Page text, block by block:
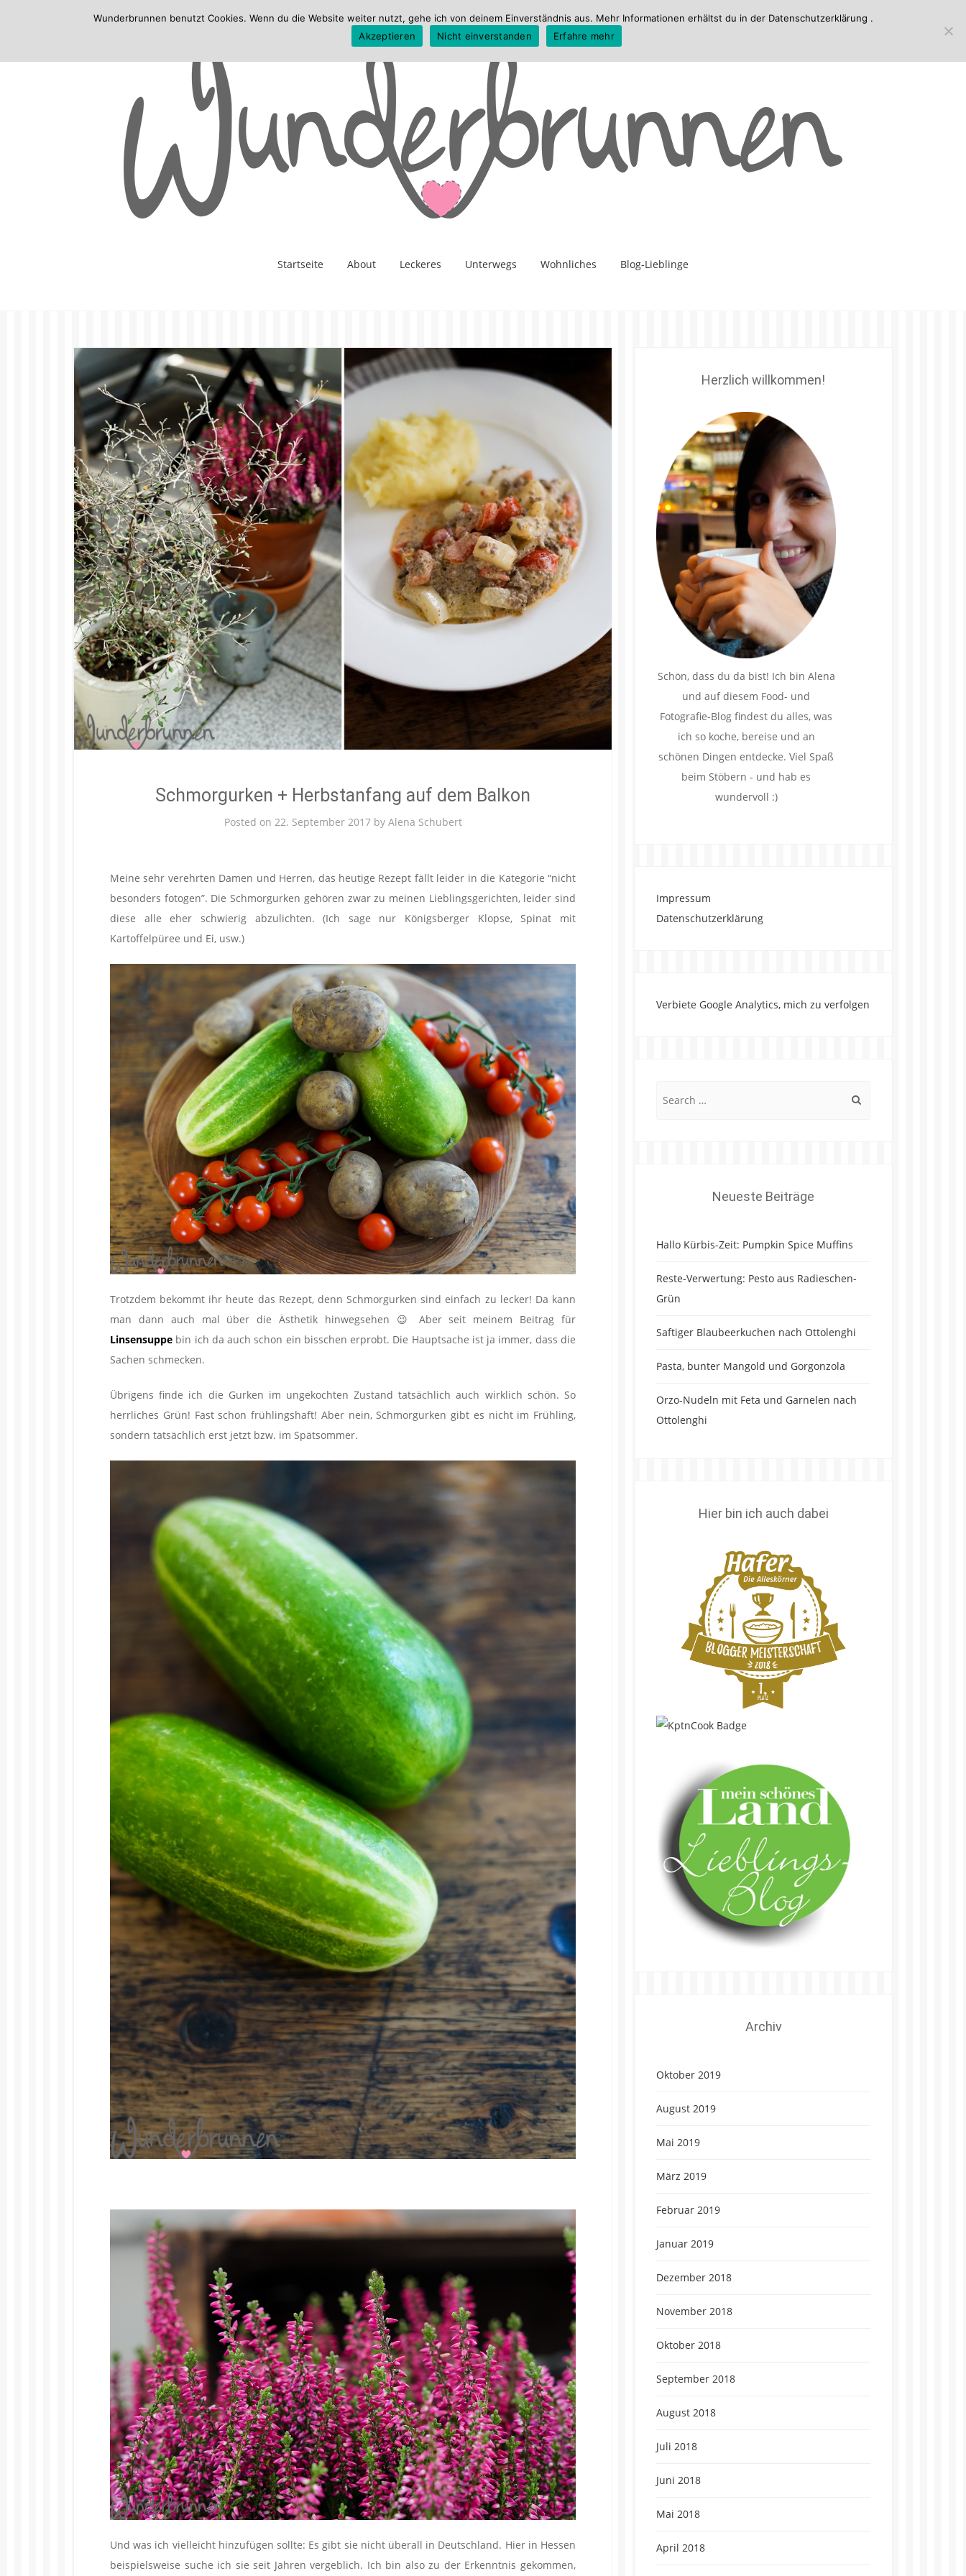
Startseite About Leckeres Unterwegs Wohnliches Blog-Lieblinge
Schmorgurken + Herbstanfang auf dem Balkon
Posted on 22. September 2017by Alena Schubert
Meine sehr verehrten Damen und Herren, das heutige Rezept fällt leider in die Kategorie “nicht
besonders fotogen”. Die Schmorgurken gehören zwar zu meinen Lieblingsgerichten, leider sind
diese alle eher schwierig abzulichten. (Ich sage nur Königsberger Klopse, Spinat mit
Kartoffelpüree und Ei, usw.)
Trotzdem bekommt ihr heute das Rezept, denn Schmorgurken sind einfach zu lecker! Da kann
man dann auch mal über die Ästhetik hinwegsehen 😉 Aber seit meinem Beitrag für
Linsensuppe bin ich da auch schon ein bisschen erprobt. Die Hauptsache ist ja immer, dass die
Sachen schmecken.
Übrigens finde ich die Gurken im ungekochten Zustand tatsächlich auch wirklich schön. So
herrliches Grün! Fast schon frühlingshaft! Aber nein, Schmorgurken gibt es nicht im Frühling,
sondern tatsächlich erst jetzt bzw. im Spätsommer.
Und was ich vielleicht hinzufügen sollte: Es gibt sie nicht überall in Deutschland. Hier in Hessen
beispielsweise suche ich sie seit Jahren vergeblich. Ich bin also zu der Erkenntnis gekommen,
Herzlich willkommen!
Schön, dass du da bist! Ich bin Alena
und auf diesem Food- und
Fotografie-Blog findest du alles, was
ich so koche, bereise und an
schönen Dingen entdecke. Viel Spaß
beim Stöbern - und hab es
wundervoll :)
Impressum
Datenschutzerklärung
Verbiete Google Analytics, mich zu verfolgen
Neueste Beiträge
Hallo Kürbis-Zeit: Pumpkin Spice Muffins
Reste-Verwertung: Pesto aus Radieschen-
Grün
Saftiger Blaubeerkuchen nach Ottolenghi
Pasta, bunter Mangold und Gorgonzola
Orzo-Nudeln mit Feta und Garnelen nach
Ottolenghi
Hier bin ich auch dabei
Archiv
Oktober 2019
August 2019
Mai 2019
März 2019
Februar 2019
Januar 2019
Dezember 2018
November 2018
Oktober 2018
September 2018
August 2018
Juli 2018
Juni 2018
Mai 2018
April 2018
Wunderbrunnen benutzt Cookies. Wenn du die Website weiter nutzt, gehe ich von deinem Einverständnis aus. Mehr Informationen erhältst du in der Datenschutzerklärung .
Akzeptieren
Nicht einverstanden Erfahre mehr